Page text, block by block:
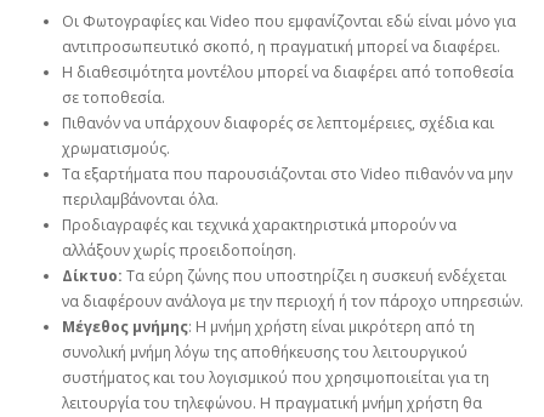
Οι Φωτογραφίες και Video που εμφανίζονται εδώ είναι μόνο για
αντιπροσωπευτικό σκοπό, η πραγματική μπορεί να διαφέρει.
Η διαθεσιμότητα μοντέλου μπορεί να διαφέρει από τοποθεσία
σε τοποθεσία.
Πιθανόν να υπάρχουν διαφορές σε λεπτομέρειες, σχέδια και
χρωματισμούς.
Τα εξαρτήματα που παρουσιάζονται στο Video πιθανόν να μην
περιλαμβάνονται όλα.
Προδιαγραφές και τεχνικά χαρακτηριστικά μπορούν να
αλλάξουν χωρίς προειδοποίηση.
Δίκτυο: Τα εύρη ζώνης που υποστηρίζει η συσκευή ενδέχεται
να διαφέρουν ανάλογα με την περιοχή ή τον πάροχο υπηρεσιών.
Μέγεθος μνήμης: Η μνήμη χρήστη είναι μικρότερη από τη
συνολική μνήμη λόγω της αποθήκευσης του λειτουργικού
συστήματος και του λογισμικού που χρησιμοποιείται για τη
λειτουργία του τηλεφώνου. Η πραγματική μνήμη χρήστη θα